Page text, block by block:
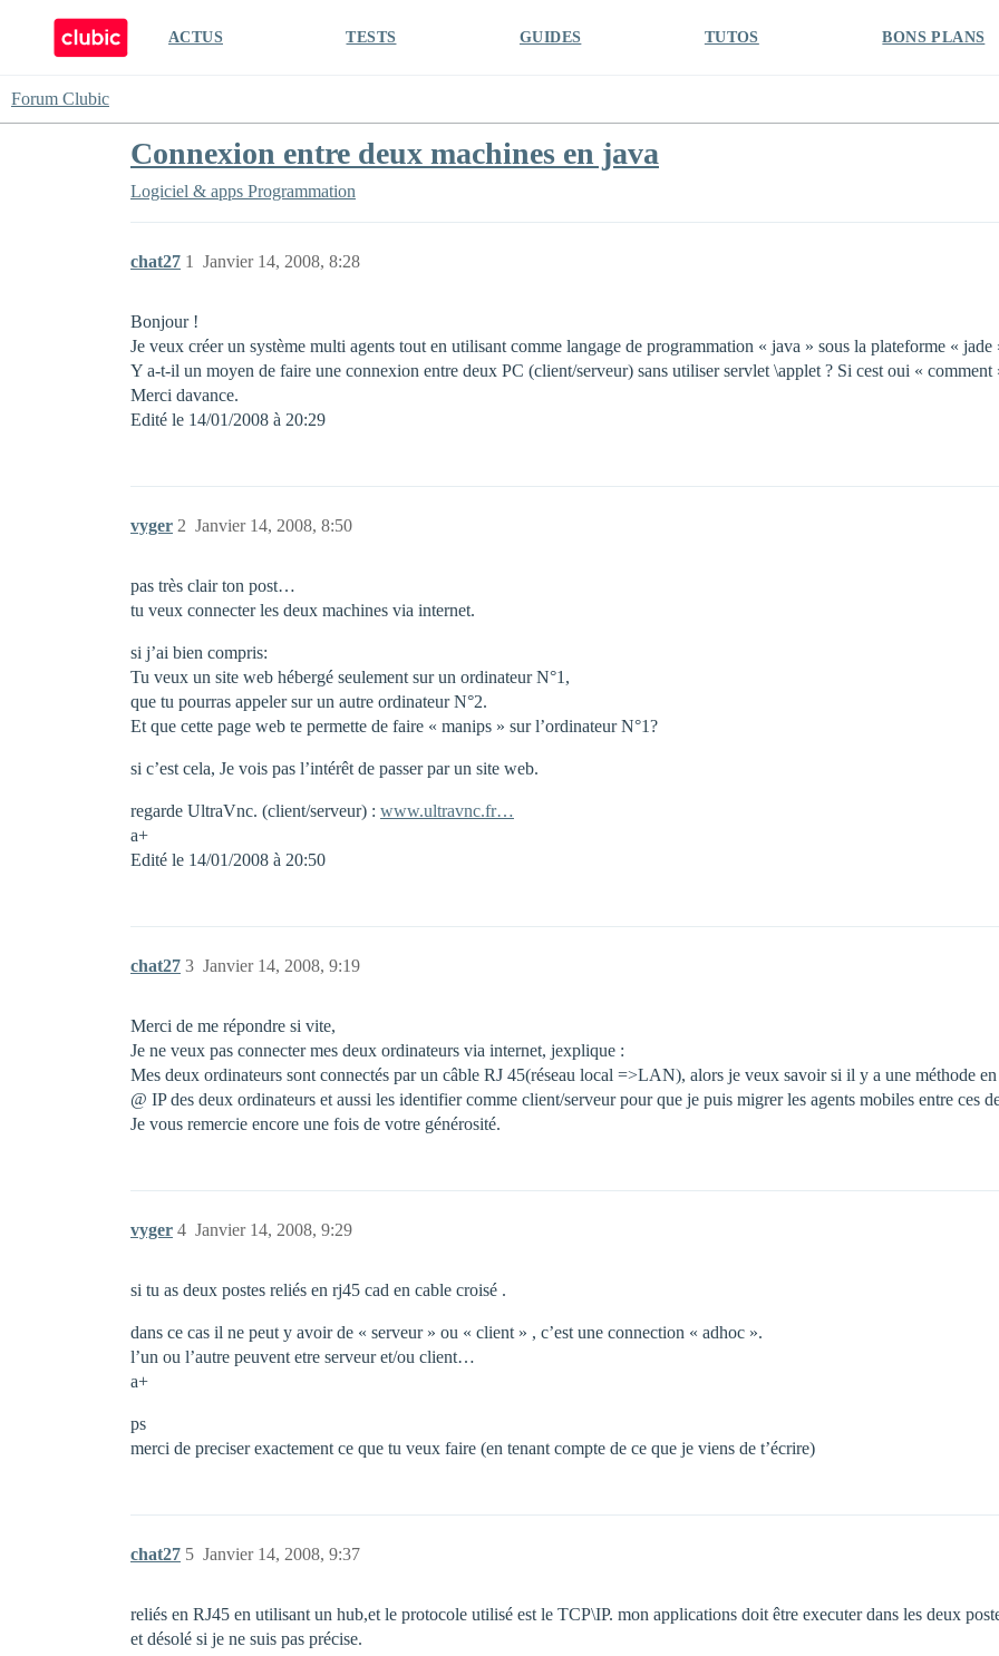
ACTUS TESTS GUIDES TUTOS BONS PLANS
Forum Clubic
Connexion entre deux machines en java
Logiciel & apps Programmation
chat27 Janvier 14, 2008, 8:28
1
Bonjour !
Je veux créer un système multi agents tout en utilisant comme langage de programmation « java » sous la plateforme «
Y a-t-il un moyen de faire une connexion entre deux PC (client/serveur) sans utiliser servlet \applet ? Si cest oui « comment
Merci davance.
Edité le 14/01/2008 à 20:29
vyger Janvier 14, 2008, 8:50
2
pas très clair ton post…
tu veux connecter les deux machines via internet.
si j’ai bien compris:
Tu veux un site web hébergé seulement sur un ordinateur N°1,
que tu pourras appeler sur un autre ordinateur N°2.
Et que cette page web te permette de faire « manips » sur l’ordinateur N°1?
si c’est cela, Je vois pas l’intérêt de passer par un site web.
regarde UltraVnc. (client/serveur) : www.ultravnc.fr…
a+
Edité le 14/01/2008 à 20:50
chat27 Janvier 14, 2008, 9:19
3
Merci de me répondre si vite,
Je ne veux pas connecter mes deux ordinateurs via internet, jexplique :
Mes deux ordinateurs sont connectés par un câble RJ 45(réseau local =>LAN), alors je veux savoir si il y a une méthode
@ IP des deux ordinateurs et aussi les identifier comme client/serveur pour que je puis migrer les agents mobiles entre ces
Je vous remercie encore une fois de votre générosité.
vyger Janvier 14, 2008, 9:29
4
si tu as deux postes reliés en rj45 cad en cable croisé .
dans ce cas il ne peut y avoir de « serveur » ou « client » , c’est une connection « adhoc ».
l’un ou l’autre peuvent etre serveur et/ou client…
a+
ps
merci de preciser exactement ce que tu veux faire (en tenant compte de ce que je viens de t’écrire)
chat27 Janvier 14, 2008, 9:37
5
reliés en RJ45 en utilisant un hub,et le protocole utilisé est le TCP\IP. mon applications doit être executer dans les deux
et désolé si je ne suis pas précise.